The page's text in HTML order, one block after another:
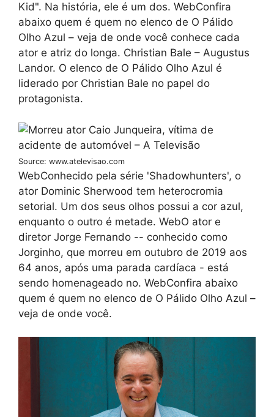
Kid". Na história, ele é um dos. WebConfira
abaixo quem é quem no elenco de O Pálido
Olho Azul – veja de onde você conhece cada
ator e atriz do longa. Christian Bale – Augustus
Landor. O elenco de O Pálido Olho Azul é
liderado por Christian Bale no papel do
protagonista.
Source: www.atelevisao.com
WebConhecido pela série 'Shadowhunters', o
ator Dominic Sherwood tem heterocromia
setorial. Um dos seus olhos possui a cor azul,
enquanto o outro é metade. WebO ator e
diretor Jorge Fernando -- conhecido como
Jorginho, que morreu em outubro de 2019 aos
64 anos, após uma parada cardíaca - está
sendo homenageado no. WebConfira abaixo
quem é quem no elenco de O Pálido Olho Azul –
veja de onde você.